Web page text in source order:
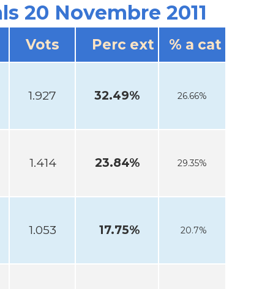
20 Novembre 2011
Vots Perc ext % a cat
1.927 32.49% 26.66%
1.414 23.84% 29.35%
1.053 17.75% 20.7%